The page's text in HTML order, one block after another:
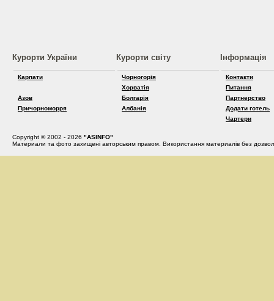
Курорти України
Карпати
Азов
Причорноморря
Курорти світу
Чорногорія
Хорватія
Болгарія
Албанія
Інформація
Контакти
Питання
Партнерство
Додати готель
Чартери
Copyright © 2002 - 2026 "ASINFO"
Материали та фото захищені авторським правом. Використання материалів без